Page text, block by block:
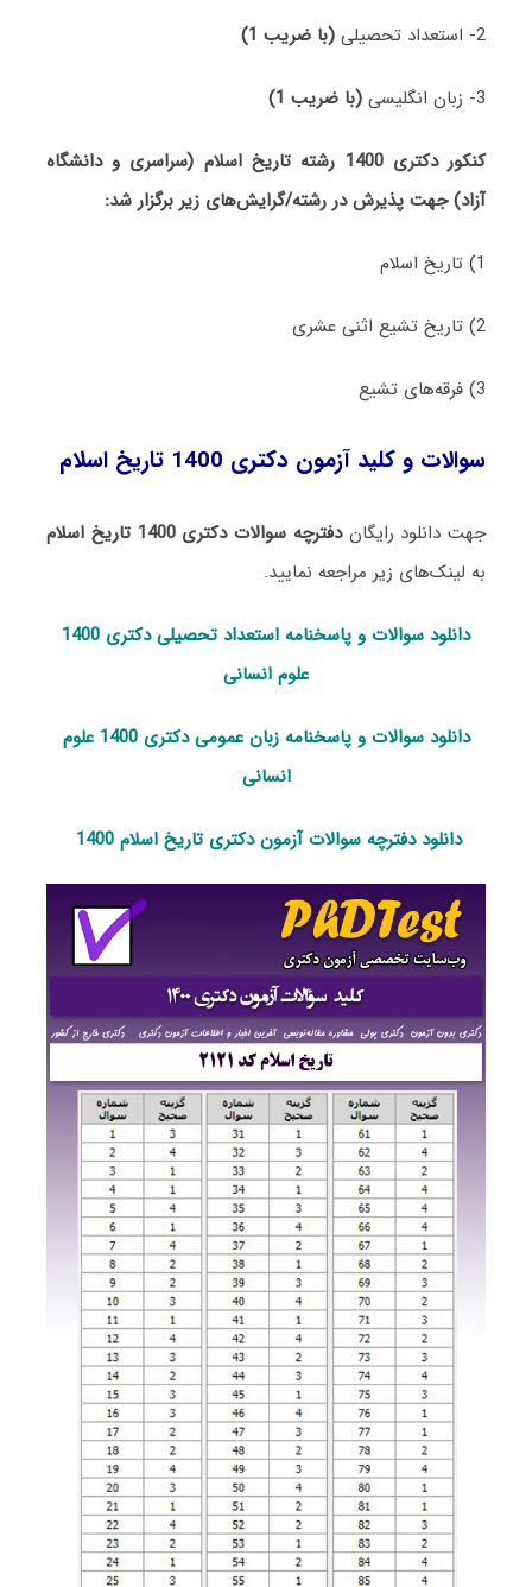
2- استعداد تحصیلی (با ضریب 1)
3- زبان انگلیسی (با ضریب 1)
کنکور دکتری 1400 رشته تاریخ اسلام (سراسری و دانشگاه
آزاد) جهت پذیرش در رشته/گرایش‌های زیر برگزار شد:
1) تاریخ اسلام
2) ﺗﺎرﻳﺦ ﺗﺸﻴﻊ اثنی ﻋﺸﺮی
3) ﻓﺮﻗﻪﻫﺎی ﺗﺸﻴﻊ
سوالات و کلید آزمون دکتری 1400 تاریخ اسلام
جهت دانلود رایگاندفترچه سوالات دکتری 1400 تاریخ اسلام
به لینک‌های زیر مراجعه نمایید.
دانلود سوالات و پاسخنامه استعداد تحصیلی دکتری 1400
علوم انسانی
دانلود سوالات و پاسخنامه زبان عمومی دکتری 1400 علوم
انسانی
دانلود دفترچه سوالات آزمون دکتری تاریخ اسلام 1400